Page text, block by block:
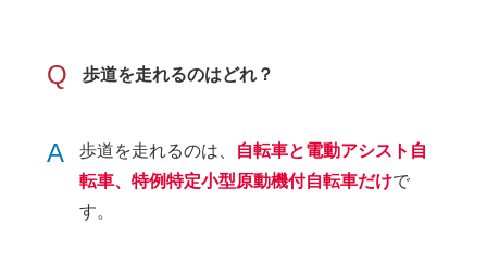
Q 歩道を走れるのはどれ？
A 歩道を走れるのは、 自転車と電動アシスト自
転車、特例特定小型原動機付自転車だけで
す。